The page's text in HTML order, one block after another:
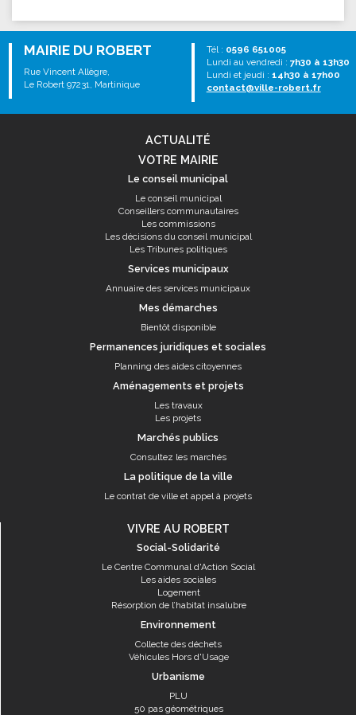
MAIRIE DU ROBERT
Rue Vincent Allègre,
Le Robert 97231, Martinique
Tél : 0596 651005
Lundi au vendredi : 7h30 à 13h30
Lundi et jeudi : 14h30 à 17h00
contact@ville-robert.fr
ACTUALITÉ
VOTRE MAIRIE
Le conseil municipal
Le conseil municipal
Conseillers communautaires
Les commissions
Les décisions du conseil municipal
Les Tribunes politiques
Services municipaux
Annuaire des services municipaux
Mes démarches
Bientôt disponible
Permanences juridiques et sociales
Planning des aides citoyennes
Aménagements et projets
Les travaux
Les projets
Marchés publics
Consultez les marchés
La politique de la ville
Le contrat de ville et appel à projets
VIVRE AU ROBERT
Social-Solidarité
Le Centre Communal d'Action Social
Les aides sociales
Logement
Résorption de l’habitat insalubre
Environnement
Collecte des déchets
Véhicules Hors d'Usage
Urbanisme
PLU
50 pas géométriques